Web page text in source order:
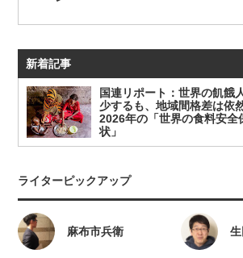
新着記事
国連リポート：世界の飢餓
少するも、地域間格差は依
2026年の「世界の食料安全
状」
ライターピックアップ
麻布市兵衛